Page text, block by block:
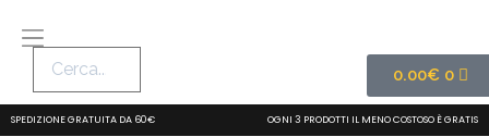
0.00€ 0
SPEDIZIONE GRATUITA DA 60€ OGNI 3 PRODOTTI IL MENO COSTOSO È GRATIS